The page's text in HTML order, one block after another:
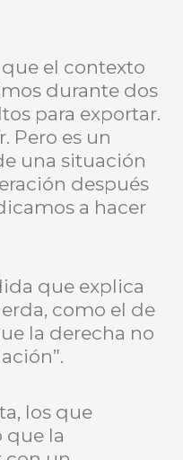
el contexto
durante dos
para exportar.
Pero es un
una situación
después
a hacer
que explica
como el de
la derecha no
los que
que la